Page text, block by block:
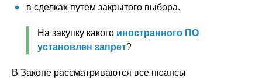
в сделках путем закрытого выбора.
На закупку какого иностранного ПО
установлен запрет?
В Законе рассматриваются все нюансы